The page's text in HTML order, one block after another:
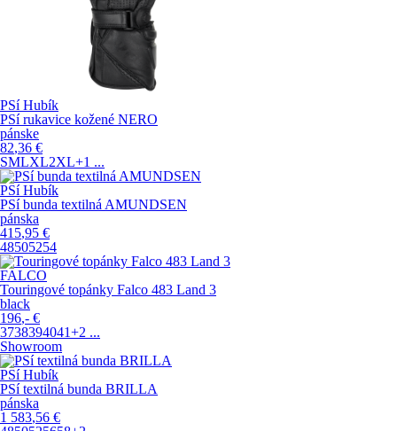
PSí Hubík
PSí rukavice kožené NERO
pánske
82,36 €
SMLXL2XL+1 ...
PSí Hubík
PSí bunda textilná AMUNDSEN
pánska
415,95 €
48505254
FALCO
Touringové topánky Falco 483 Land 3
black
196,- €
3738394041+2 ...
Showroom
PSí Hubík
PSí textilná bunda BRILLA
pánska
1 583,56 €